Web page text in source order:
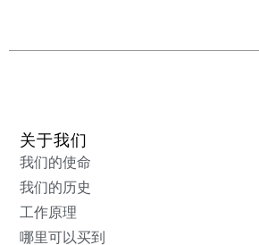
关于我们
我们的使命
我们的历史
工作原理
哪里可以买到